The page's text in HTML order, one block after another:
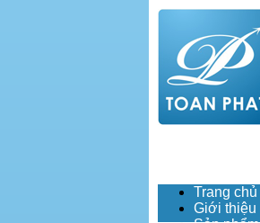
Trang chủ
Giới thiệu